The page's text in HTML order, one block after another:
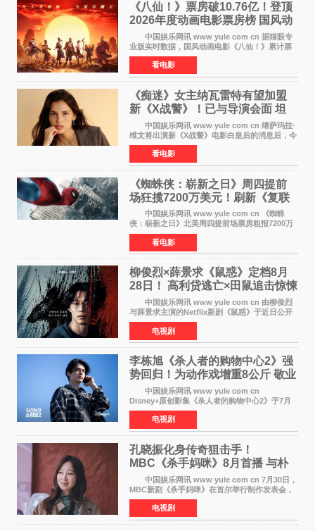
《八仙！》票房破10.76亿！登顶
2026年度动画电影票房榜 国风动
画逆袭暑期档
中国娱乐网讯 www yule com cn 据猫眼专
业版实时数据，国风动画电影《八仙！》累计票
房突破10 76亿元，超过《熊出没·年年有熊》，
暂列2026年度动画影片票房榜冠军。该片自暑期
档登陆院线以
看电影
《痴迷》女主纳瓦雷特有望加盟
新《X战警》！已与导演会面 坦
言“魔形女一直很酷”
中国娱乐网讯 www yule com cn 继萨玛拉·
维文将出演新《X战警》电影白皇后的消息后，今
年暑期档大热恐怖片《痴迷》女主角印达·纳瓦雷
特也有望加盟这部备受瞩目的漫威新作——目前
还处于有
看电影
《蜘蛛侠：崭新之日》周四提前
场狂揽7200万美元！刷新《复联
4》保持影史纪录
中国娱乐网讯 www yule com cn 《蜘蛛
侠：崭新之日》北美周四提前场票房粗报7200万
美元，创下影史单片北美提前场票房新纪录——
此前该纪录由《复仇者联盟4：终局之战》的6000
万美元保持，本
看电影
柳俊烈×薛景求《鼠惑》定档8月
28日！ 高利贷逃亡×田鼠追击惊悚
来袭
中国娱乐网讯 www yule com cn 由柳俊烈
与薛景求主演的Netflix新剧《鼠惑》于近日公开
主海报，正式定档8月28日上线。 海报中，柳
俊烈与薛景求背对背站立，各自朝向相反方向，
幽暗的色调与
电视剧
李栋旭《杀人者的购物中心2》强
势回归！为动作戏增重8公斤 敬业
获赞
中国娱乐网讯 www yule com cn
Disney+原创影集《杀人者的购物中心2》于7月
22日正式上线，由男神李栋旭主演的郑进湾以2 0
完全体强势回归。该剧第一季曾被《纽约时报》
评选为全球最佳影集之一
电视剧
孔晓振化身传奇狙击手！
MBC《杀手妈咪》8月首播 与朴
恩斌展开收视对决
中国娱乐网讯 www yule com cn 7月30日，
MBC新剧《杀手妈咪》在首尔举行制作发表会，
主演孔晓振、郑准元、李相二、无真星、崔宇
成、李银泉等人一同出席，为新剧宣传造势。这
是孔晓振继《毛骨
电视剧